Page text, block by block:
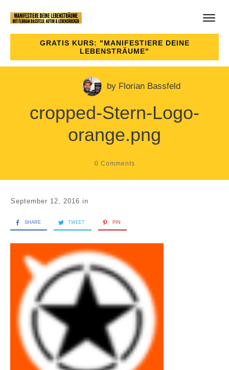
GRATIS KURS: "MANIFESTIERE DEINE
LEBENSTRÄUME"
by Florian Bassfeld
cropped-Stern-Logo-
orange.png
0 Comments
September 12, 2016 in
SHARE TWEET PIN